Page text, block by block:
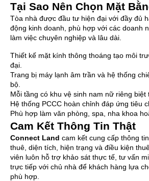
Tại Sao Nên Chọn Mặt
Tòa nhà được đầu tư hiện đại với đầy đủ
động kinh doanh, phù hợp với các doanh
làm việc chuyên nghiệp và lâu dài.
Thiết kế mặt kính thông thoáng tạo môi
đại.
Trang bị máy lạnh âm trần và hệ thống
bộ.
Mỗi tầng có khu vệ sinh nam nữ riêng biệt
Hệ thống PCCC hoàn chỉnh đáp ứng tiêu
Phù hợp làm văn phòng, spa, nha khoa
Cam Kết Thông Tin Thật
Connect Land cam kết cung cấp thông
thuê, diện tích, hiện trạng và điều kiện
viên luôn hỗ trợ khảo sát thực tế, tư vấn
trực tiếp với chủ nhà để khách hàng lựa
phù hợp.